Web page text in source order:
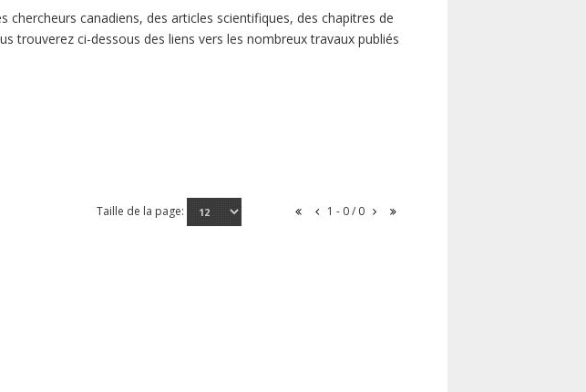
canadiens, des articles scientifiques, des chapitres de
trouverez ci-dessous des liens vers les nombreux travaux publiés
Taille de la page: 1 - 0 / 0